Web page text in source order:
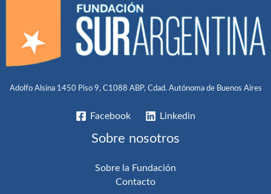
Adolfo Alsina 1450 Piso 9, C1088 ABP, Cdad. Autónoma de Buenos Aires
Facebook Linkedin
Sobre nosotros
Sobre la Fundación
Contacto